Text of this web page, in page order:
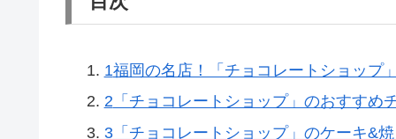
1福岡の名店！「チョコレートショップ
2「チョコレートショップ」のおすすめ
3「チョコレートショップ」のケーキ&